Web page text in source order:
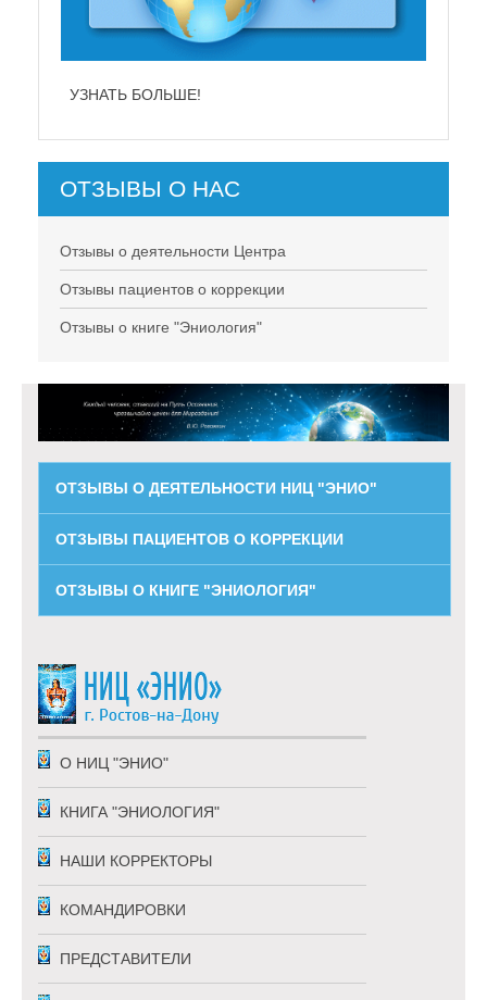
УЗНАТЬ БОЛЬШЕ!
ОТЗЫВЫ О НАС
Отзывы о деятельности Центра
Отзывы пациентов о коррекции
Отзывы о книге "Эниология"
ОТЗЫВЫ О ДЕЯТЕЛЬНОСТИ НИЦ "ЭНИО"
ОТЗЫВЫ ПАЦИЕНТОВ О КОРРЕКЦИИ
ОТЗЫВЫ О КНИГЕ "ЭНИОЛОГИЯ"
О НИЦ "ЭНИО"
КНИГА "ЭНИОЛОГИЯ"
НАШИ КОРРЕКТОРЫ
КОМАНДИРОВКИ
ПРЕДСТАВИТЕЛИ